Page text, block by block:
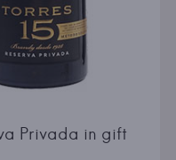
Privada in gift